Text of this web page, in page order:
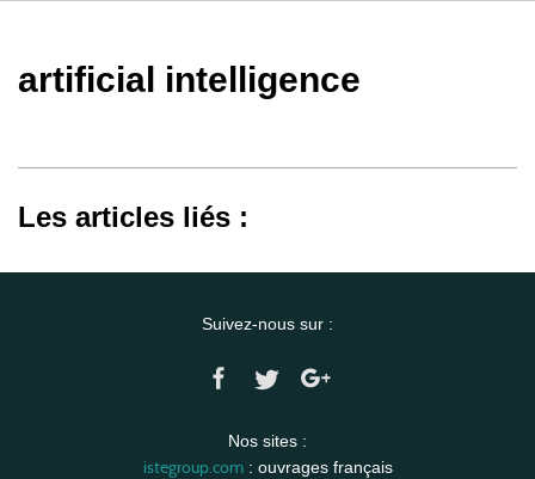
artificial intelligence
Les articles liés :
Suivez-nous sur :
Nos sites :
istegroup.com: ouvrages français